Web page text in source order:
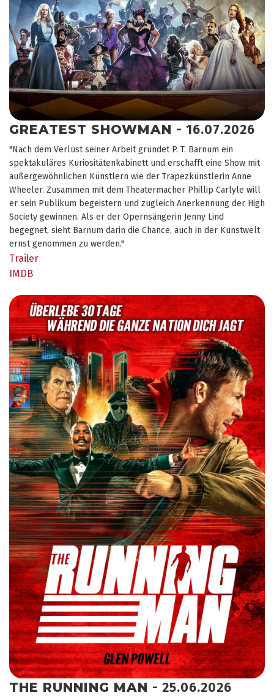
GREATEST SHOWMAN - 16.07.2026
"Nach dem Verlust seiner Arbeit gründet P. T. Barnum ein
spektakuläres Kuriositätenkabinett und erschafft eine Show mit
außergewöhnlichen Künstlern wie der Trapezkünstlerin Anne
Wheeler. Zusammen mit dem Theatermacher Phillip Carlyle will
er sein Publikum begeistern und zugleich Anerkennung der High
Society gewinnen. Als er der Opernsängerin Jenny Lind
begegnet, sieht Barnum darin die Chance, auch in der Kunstwelt
ernst genommen zu werden."
Trailer
IMDB
THE RUNNING MAN - 25.06.2026